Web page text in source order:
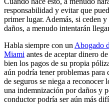
responsabilidad y evitar que
primer lugar. Además, si ceden
daños, a menudo intentarán
Habla siempre con un Abogado
Miami antes de aceptar dinero
bien los pagos de su propia
aún podría tener problemas para
de seguros se niega a reconocer
una indemnización por daños y
conductor podría ser aún más